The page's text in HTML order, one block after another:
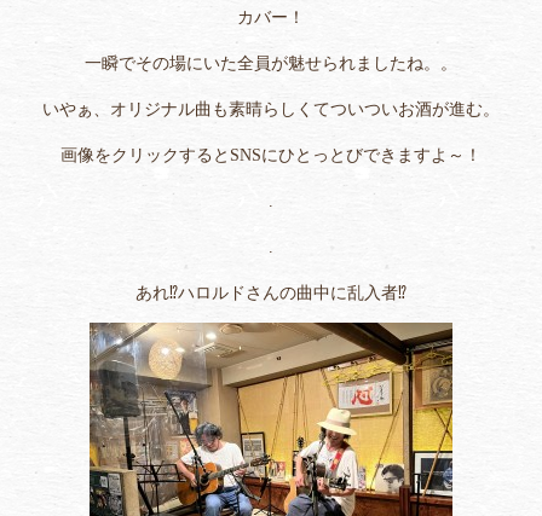
カバー！
一瞬でその場にいた全員が魅せられましたね。。
いやぁ、オリジナル曲も素晴らしくてついついお酒が進む。
画像をクリックするとSNSにひとっとびできますよ～！
.
.
あれ⁉ハロルドさんの曲中に乱入者⁉